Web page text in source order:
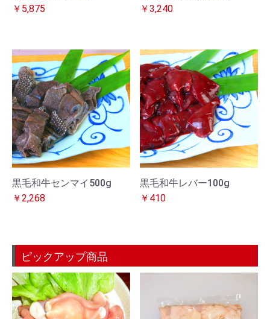
￥5,875
￥3,240
黒毛和牛センマイ500g
￥2,268
黒毛和牛レバー100g
￥410
ピックアップ商品